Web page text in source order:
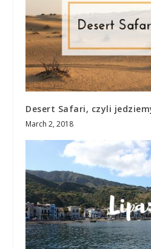
Desert Safari, czyli
March 2, 2018